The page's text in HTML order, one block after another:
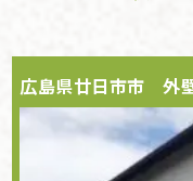
広島県廿日市市 外